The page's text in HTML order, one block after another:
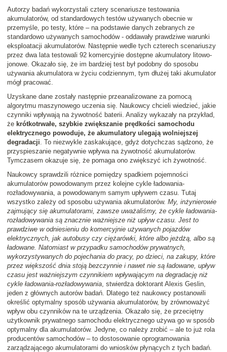
Autorzy badań wykorzystali cztery scenariusze testowania
akumulatorów, od standardowych testów używanych obecnie w
przemyśle, po testy, które – na podstawie danych zebranych ze
standardowo używanych samochodów - oddawały prawdziwe warunki
eksploatacji akumulatorów. Następnie wedle tych czterech scenariuszy
przez dwa lata testowali 92 komercyjnie dostępne akumulatory litowo-
jonowe. Okazało się, że im bardziej test był podobny do sposobu
używania akumulatora w życiu codziennym, tym dłużej taki akumulator
mógł pracować.
Uzyskane dane zostały następnie przeanalizowane za pomocą
algorytmu maszynowego uczenia się. Naukowcy chcieli wiedzieć, jakie
czynniki wpływają na żywotność baterii. Analizy wykazały na przykład,
że krótkotrwałe, szybkie zwiększanie prędkości samochodu
elektrycznego powoduje, że akumulatory ulegają wolniejszej
degradacji. To niezwykle zaskakujące, gdyż dotychczas sądzono, że
przyspieszanie negatywnie wpływa na żywotność akumulatorów.
Tymczasem okazuje się, że pomaga ono zwiększyć ich żywotność.
Naukowcy sprawdzili różnice pomiędzy spadkiem pojemności
akumulatorów powodowanym przez kolejne cykle ładowania-
rozładowywania, a powodowanym samym upływem czasu. Tutaj
wszystko zależy od sposobu używania akumulatorów. My, inżynierowie
zajmujący się akumulatorami, zawsze uważaliśmy, że cykle ładowania-
rozładowywania są znacznie ważniejsze niż upływ czasu. Jest to
prawdziwe w odniesieniu do komercyjnie używanych pojazdów
elektrycznych, jak autobusy czy ciężarówki, które albo jeżdżą, albo są
ładowane. Natomiast w przypadku samochodów prywatnych,
wykorzystywanych do pojechania do pracy, po dzieci, na zakupy, które
przez większość dnia stoją bezczynnie i nawet nie są ładowane, upływ
czasu jest ważniejszym czynnikiem wpływającym na degradację niż
cykle ładowania-rozładowywania, stwierdza doktorant Alexis Geslin,
jeden z głównych autorów badań. Dlatego też naukowcy postanowili
określić optymalny sposób używania akumulatorów, by zrównoważyć
wpływ obu czynników na te urządzenia. Okazało się, że przeciętny
użytkownik prywatnego samochodu elektrycznego używa go w sposób
optymalny dla akumulatorów. Jedyne, co należy zrobić – ale to już rola
producentów samochodów – to dostosowanie oprogramowania
zarządzającego akumulatorami do wniosków płynących z tych badań.